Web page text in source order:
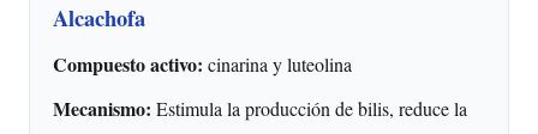
Alcachofa
Compuesto activo: cinarina y luteolina
Mecanismo: Estimula la producción de bilis, reduce la